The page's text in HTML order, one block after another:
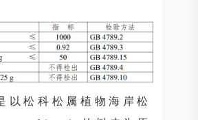
以松科松属植物海岸松